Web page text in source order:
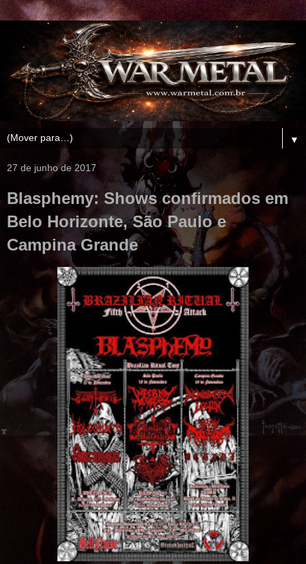
▼
27 de junho de 2017
Blasphemy: Shows confirmados em
Belo Horizonte, São Paulo e
Campina Grande